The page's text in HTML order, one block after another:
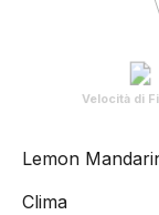
Velocità di
Lemon
Clima